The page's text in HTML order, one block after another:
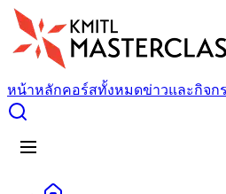
หน้าหลักคอร์สทั้งหมดข่าวและกิจก